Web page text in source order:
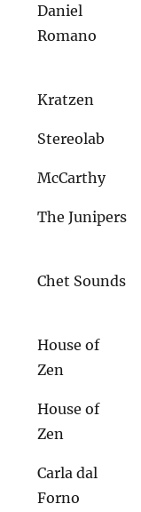
Daniel
Romano
Kratzen
Stereolab
McCarthy
The Junipers
Chet Sounds
House of
Zen
House of
Zen
Carla dal
Forno